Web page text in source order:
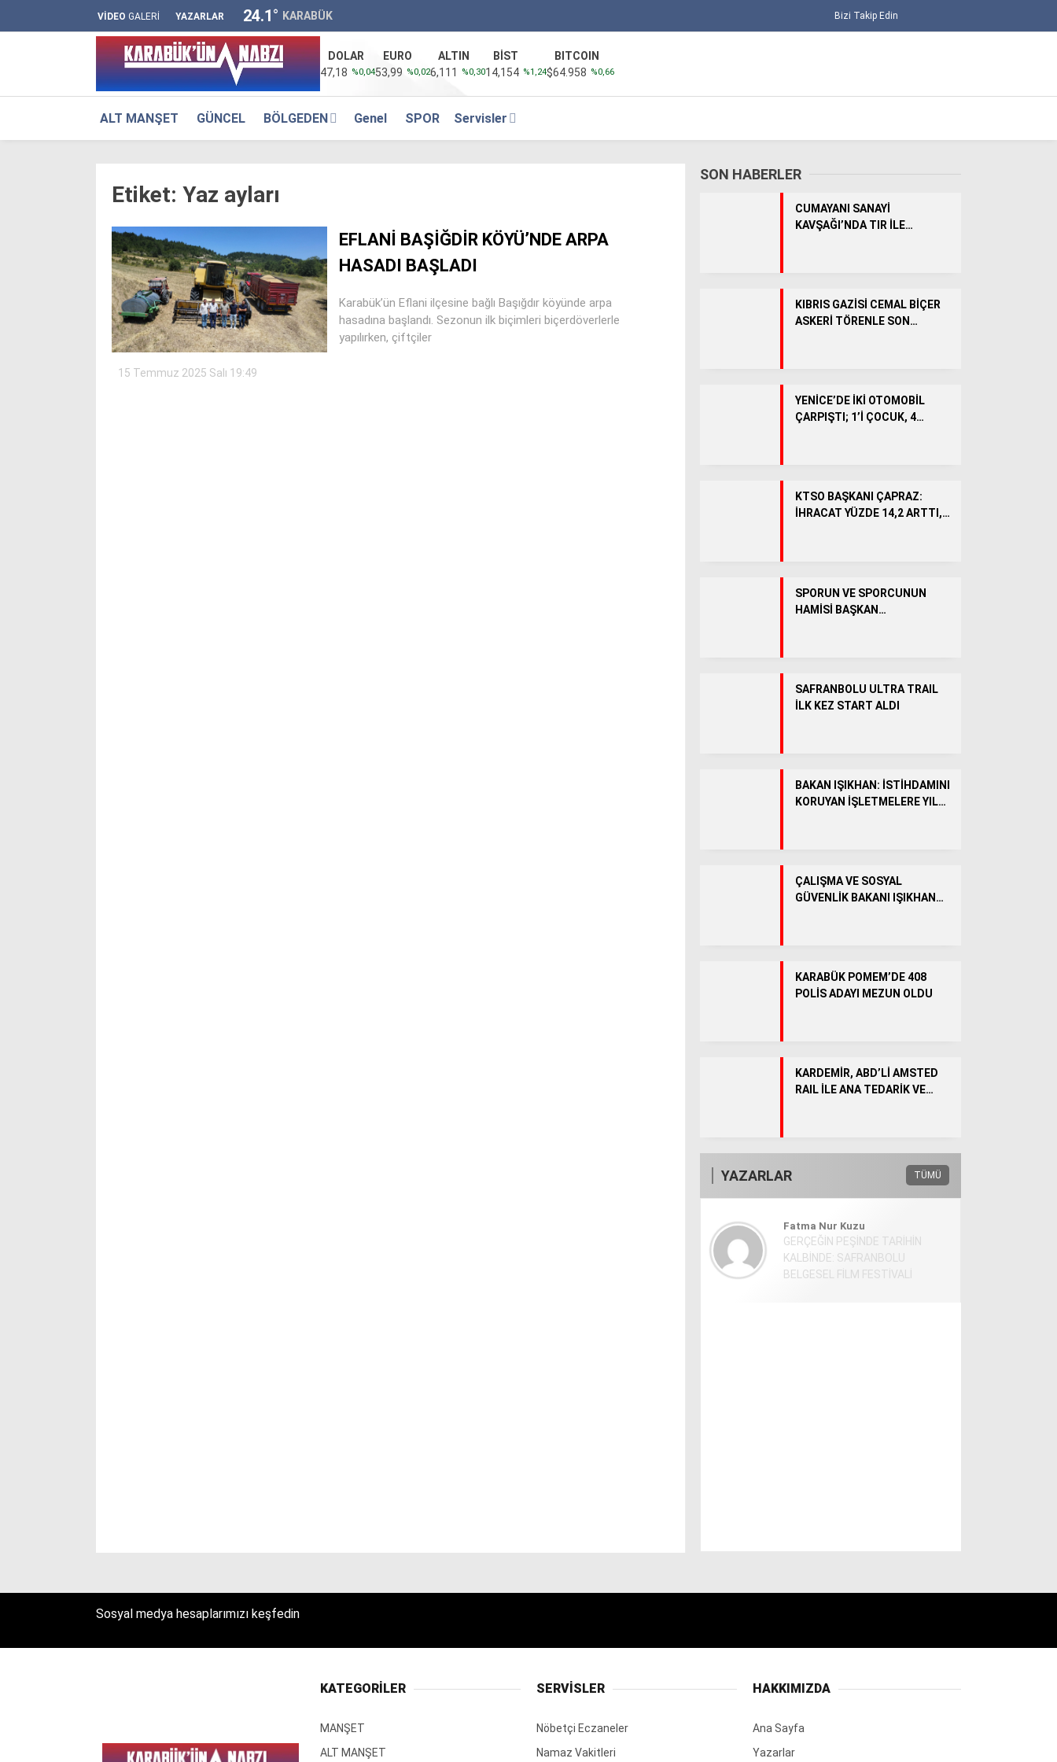
GÜNCEL
SPOR
WhatsApp İhbar Hattı
VİDEO GALERİ YAZARLAR 24.1° KARABÜK Bizi Takip Edin
DOLAR
47,18 %0,04
EURO
53,99 %0,02
ALTIN
6,111
%0,30
BİST
14,154 %1,24
BITCOIN
$64.958 %0,66
ALT MANŞET GÜNCEL BÖLGEDEN Genel SPOR Servisler
Etiket: Yaz ayları
EFLANİ BAŞİĞDİR KÖYÜ’NDE ARPA
HASADI BAŞLADI
Karabük’ün Eflani ilçesine bağlı Başığdır köyünde arpa
hasadına başlandı. Sezonun ilk biçimleri biçerdöverlerle
yapılırken, çiftçiler
15 Temmuz 2025 Salı 19:49
SON HABERLER
CUMAYANI SANAYİ
KAVŞAĞI’NDA TIR İLE
KIBRIS GAZİSİ CEMAL BİÇER
ASKERİ TÖRENLE SON
YENİCE’DE İKİ OTOMOBİL
ÇARPIŞTI; 1’İ ÇOCUK, 4
KTSO BAŞKANI ÇAPRAZ:
İHRACAT YÜZDE 14,2 ARTTI,
SPORUN VE SPORCUNUN
HAMİSİ BAŞKAN
SAFRANBOLU ULTRA TRAIL
İLK KEZ START ALDI
BAKAN IŞIKHAN: İSTİHDAMINI
KORUYAN İŞLETMELERE YIL
ÇALIŞMA VE SOSYAL
GÜVENLİK BAKANI IŞIKHAN
KARABÜK POMEM’DE 408
POLİS ADAYI MEZUN OLDU
KARDEMİR, ABD’Lİ AMSTED
RAIL İLE ANA TEDARİK VE
YAZARLAR TÜMÜ
Fatma Nur Kuzu
GERÇEĞİN PEŞİNDE TARİHİN
KALBİNDE: SAFRANBOLU
BELGESEL FİLM FESTİVALİ
Sosyal medya hesaplarımızı keşfedin
KATEGORİLER
MANŞET
ALT MANŞET
SERVİSLER
Nöbetçi Eczaneler
Namaz Vakitleri
HAKKIMIZDA
Ana Sayfa
Yazarlar